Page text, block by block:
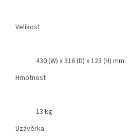
Velikost
430 (W) x 316 (D) x 123 (H) mm
Hmotnost
13 kg
Uzávěrka